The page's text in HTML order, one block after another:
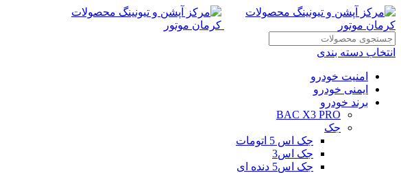
انتخاب دسته بندی
امنیت خودرو
ایمنی خودرو
برند خودرو
BAC X3 PRO
جک
جک اس 5 اتومات
جک اس3
جک اس5 دنده ای